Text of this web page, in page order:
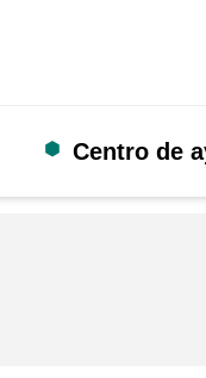
Centro de